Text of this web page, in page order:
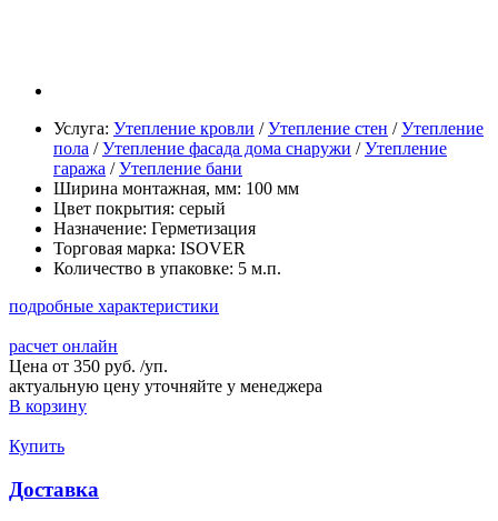
Услуга: Утепление кровли /Утепление стен /Утепление
пола /Утепление фасада дома снаружи /Утепление
гаража /Утепление бани
Ширина монтажная, мм: 100 мм
Цвет покрытия: серый
Назначение: Герметизация
Торговая марка: ISOVER
Количество в упаковке: 5 м.п.
подробные характеристики
расчет онлайн
Цена от 350 руб. /уп.
актуальную цену уточняйте у менеджера
В корзину
Купить
Доставка